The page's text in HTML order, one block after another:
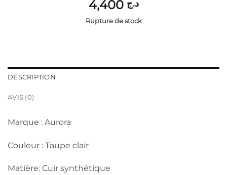
د.ج 4,400
Rupture de stock
DESCRIPTION
AVIS (0)
Marque : Aurora
Couleur : Taupe clair
Matière: Cuir synthétique